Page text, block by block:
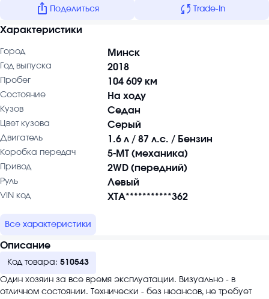
ios_share Поделиться sync Trade-In
Характеристики
Город Минск
Год выпуска 2018
Пробег 104 609 км
Состояние На ходу
Кузов Седан
Цвет кузова Серый
Двигатель 1.6 л / 87 л.с. / Бензин
Коробка передач 5-MT (механика)
Привод 2WD (передний)
Руль Левый
VIN код XTA***********362
Все характеристики
Описание
Код товара: 510543
Один хозяин за все время эксплуатации. Визуально - в
отличном состоянии. Технически - без нюансов, не требует